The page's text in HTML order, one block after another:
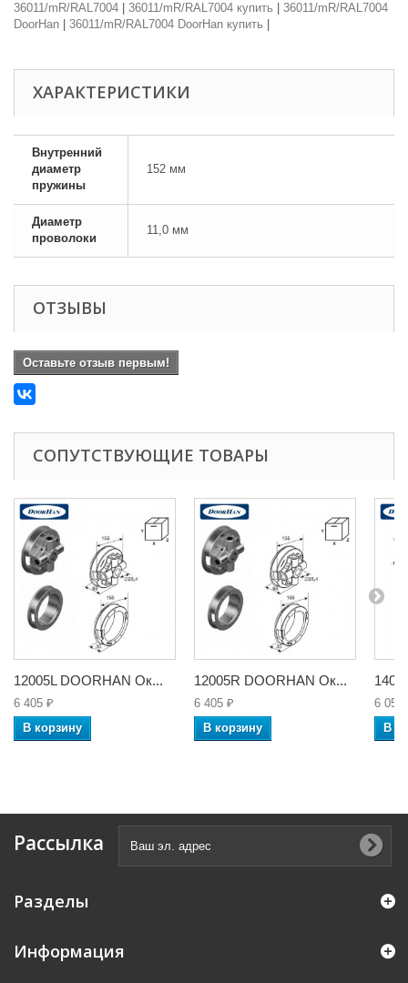
36011/mR/RAL7004 36011/mR/RAL7004 купить
36011/mR/RAL7004
DoorHan
36011/mR/RAL7004 DoorHan купить
ХАРАКТЕРИСТИКИ
Внутренний
диаметр
пружины
152 мм
Диаметр
проволоки
11,0 мм
ОТЗЫВЫ
Оставьте отзыв первым!
СОПУТСТВУЮЩИЕ ТОВАРЫ
12005L DOORHAN Ок...
6 405 ₽
В корзину
12005R DOORHAN Ок...
6 405 ₽
В корзину
6 059
В
Рассылка
Разделы
Информация